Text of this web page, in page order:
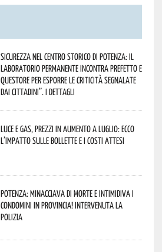
Sicurezza nel Centro Storico di Potenza: il
Laboratorio Permanente incontra Prefetto e
Questore per esporre le criticità segnalate
dai cittadini”. I dettagli
Luce e gas, prezzi in aumento a luglio: ecco
l’impatto sulle bollette e i costi attesi
Potenza: minacciava di morte e intimidiva i
condomini in provincia! Intervenuta la
Polizia